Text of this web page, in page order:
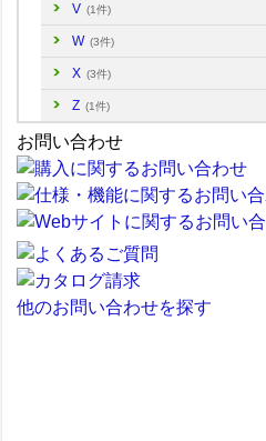
V (1件)
W (3件)
X (3件)
Z (1件)
お問い合わせ
他のお問い合わせを探す